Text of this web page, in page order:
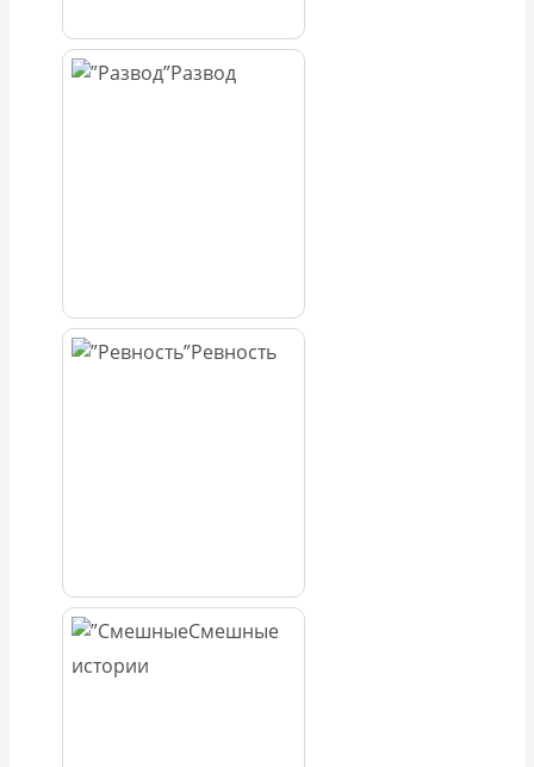
Развод
Ревность
Смешные
истории